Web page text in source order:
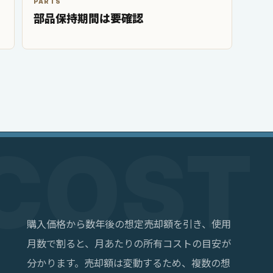
PARTS
部品保持期間は要確認
購入価格から数年後の想定売却額を引き、使用
月数で割ると、月あたりの所有コストの目安が
分かります。売却額は変動するため、複数の想